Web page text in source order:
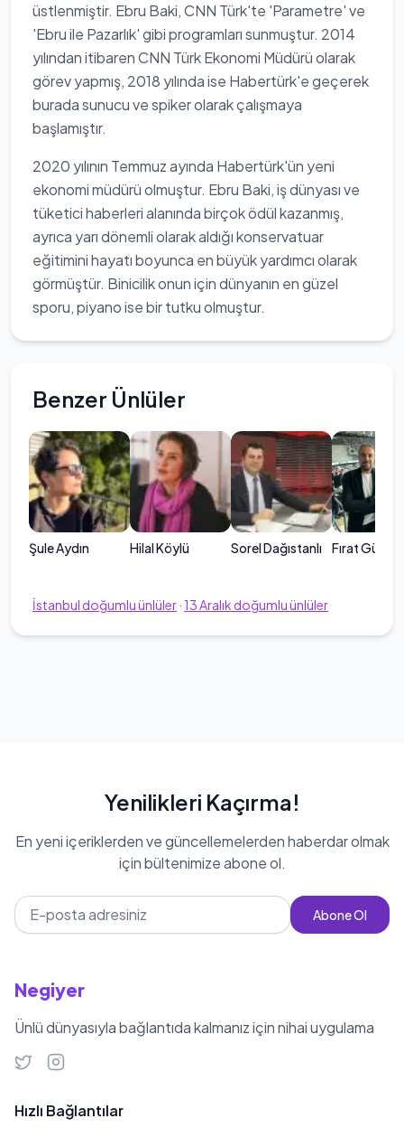
üstlenmiştir. Ebru Baki, CNN Türk'te 'Parametre' ve
'Ebru ile Pazarlık' gibi programları sunmuştur. 2014
yılından itibaren CNN Türk Ekonomi Müdürü olarak
görev yapmış, 2018 yılında ise Habertürk'e geçerek
burada sunucu ve spiker olarak çalışmaya
başlamıştır.
2020 yılının Temmuz ayında Habertürk'ün yeni
ekonomi müdürü olmuştur. Ebru Baki, iş dünyası ve
tüketici haberleri alanında birçok ödül kazanmış,
ayrıca yarı dönemli olarak aldığı konservatuar
eğitimini hayatı boyunca en büyük yardımcı olarak
görmüştür. Binicilik onun için dünyanın en güzel
sporu, piyano ise bir tutku olmuştur.
Benzer Ünlüler
Şule Aydın Hilal Köylü Sorel Dağıstanlı Fırat
İstanbul doğumlu ünlüler· 13Aralık doğumlu ünlüler
Yenilikleri Kaçırma!
En yeni içeriklerden ve güncellemelerden haberdar olmak
için bültenimize abone ol.
Abone Ol
Negiyer
Ünlü dünyasıyla bağlantıda kalmanız için nihai uygulama
Hızlı Bağlantılar